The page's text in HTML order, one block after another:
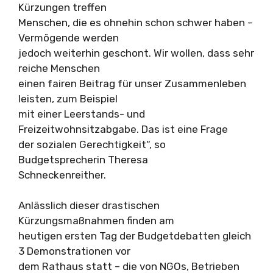
Kürzungen treffen
Menschen, die es ohnehin schon schwer haben –
Vermögende werden
jedoch weiterhin geschont. Wir wollen, dass sehr
reiche Menschen
einen fairen Beitrag für unser Zusammenleben
leisten, zum Beispiel
mit einer Leerstands- und
Freizeitwohnsitzabgabe. Das ist eine Frage
der sozialen Gerechtigkeit“, so
Budgetsprecherin Theresa
Schneckenreither.
Anlässlich dieser drastischen
Kürzungsmaßnahmen finden am
heutigen ersten Tag der Budgetdebatten gleich
3 Demonstrationen vor
dem Rathaus statt – die von NGOs, Betrieben